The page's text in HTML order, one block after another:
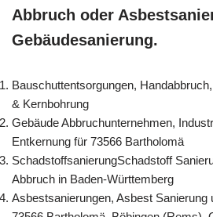
Abbruch oder
Gebäudesanierung.
Bauschuttentsorgungen,
& Kernbohrung
Gebäude Abbruchunternehmen,
Entkernung für 73566 Bartholomä
SchadstoffsanierungSchadstoff
Abbruch in Baden-Württemberg
Asbestsanierungen, Asbest Sanierung